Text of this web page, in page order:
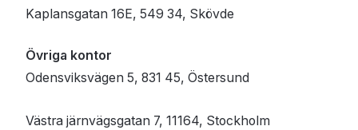
Kaplansgatan 16E, 549 34, Skövde
Övriga kontor
Odensviksvägen 5, 831 45, Östersund
Västra järnvägsgatan 7, 11164, Stockholm